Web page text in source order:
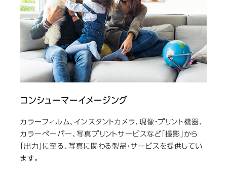
コンシューマーイメージング
カラーフィルム、インスタントカメラ、現像・プリント機器、
カラーペーパー、写真プリントサービスなど「撮影」から
「出力」に至る、写真に関わる製品・サービスを提供してい
ます。